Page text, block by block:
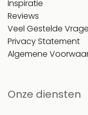
Inspiratie
Reviews
Veel Gestelde
Privacy Statement
Algemene
Onze diensten